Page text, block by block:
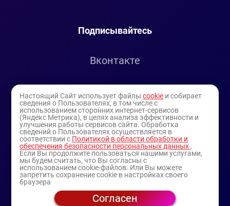
Подписывайтесь
Вконтакте
Telegram
Youtube
© 1994-2025 — торговая витрина ИП Булатов В.А.
Настоящий Сайт использует файлыcookie и собирает
сведения о Пользователях, в том числе с
использованием сторонних интернет-сервисов
(Яндекс Метрика), в целях анализа эффективности и
улучшения работы сервисов сайта. Обработка
сведений о Пользователях осуществляется в
соответствии с Политикой в области обработки и
обеспечения безопасности персональных данных .
Если Вы продолжите пользоваться нашими услугами,
мы будем считать, что Вы согласны с
использованием cookie-файлов. Или Вы можете
запретить сохранение cookie в настройках своего
браузера
Согласен